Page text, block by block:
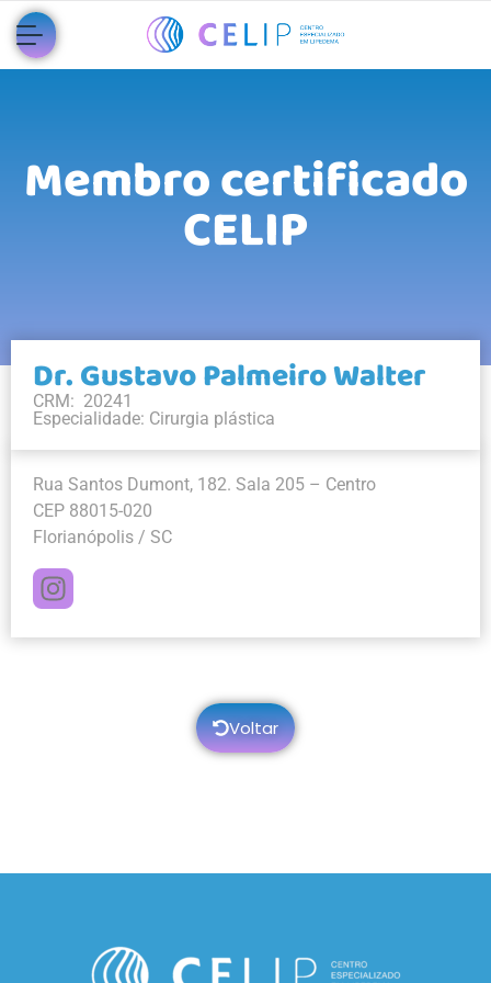
Membro certificado
CELIP
Dr. Gustavo Palmeiro Walter
CRM: 20241
Especialidade: Cirurgia plástica
Rua Santos Dumont, 182. Sala 205 – Centro
CEP 88015-020
Florianópolis / SC
Voltar